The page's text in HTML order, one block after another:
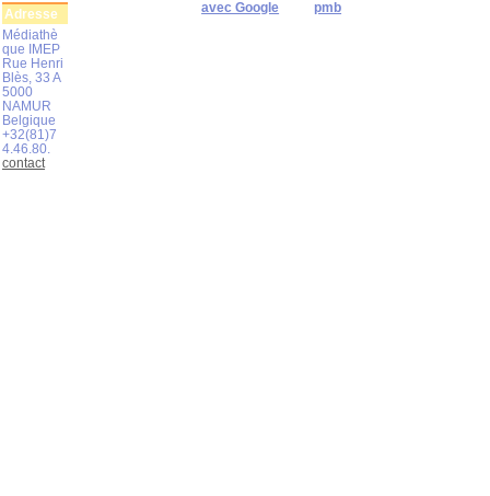
avec Google
pmb
Adresse
Médiathè
que IMEP
Rue Henri
Blès, 33 A
5000
NAMUR
Belgique
+32(81)7
4.46.80.
contact